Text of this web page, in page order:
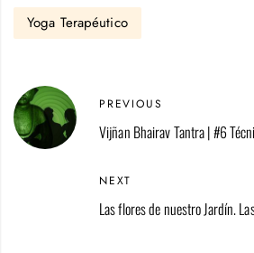
Yoga Terapéutico
PREVIOUS
Vijñan Bhairav Tantra | #6
NEXT
Las flores de nuestro Jardín.